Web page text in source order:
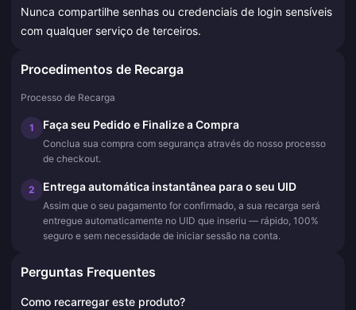
Nunca compartilhe senhas ou credenciais de login sensíveis
com qualquer serviço de terceiros.
Procedimentos de Recarga
Processo de Recarga
1 Faça seu Pedido e Finalize a Compra
Conclua sua compra com segurança através do nosso processo
de checkout.
2 Entrega automática instantânea para o seu UID
Assim que o seu pagamento for confirmado, a sua recarga será
entregue automaticamente no UID que inseriu — rápido, 100%
seguro e sem necessidade de iniciar sessão na conta.
Perguntas Frequentes
Como recarregar este produto?